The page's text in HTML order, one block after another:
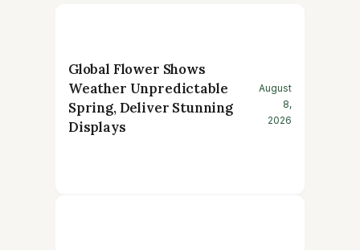
Global Flower Shows
Weather Unpredictable
Spring, Deliver Stunning
Displays
August
8,
2026